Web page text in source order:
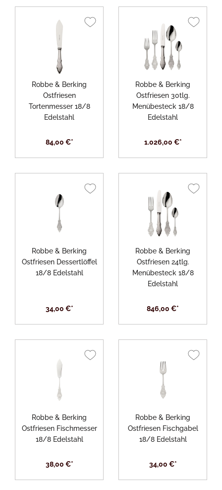
Robbe & Berking
Ostfriesen
Tortenmesser 18/8
Edelstahl
84,00 €*
Robbe & Berking
Ostfriesen 30tlg.
Menübesteck 18/8
Edelstahl
1.026,00 €*
Robbe & Berking
Ostfriesen Dessertlöffel
18/8 Edelstahl
34,00 €*
Robbe & Berking
Ostfriesen 24tlg.
Menübesteck 18/8
Edelstahl
846,00 €*
Robbe & Berking
Ostfriesen Fischmesser
18/8 Edelstahl
38,00 €*
Robbe & Berking
Ostfriesen Fischgabel
18/8 Edelstahl
34,00 €*